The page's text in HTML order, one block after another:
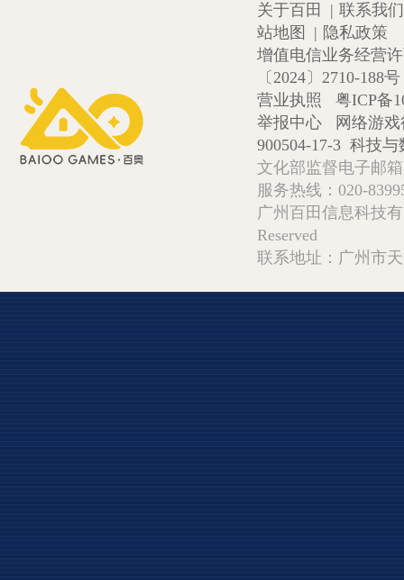
关于百田 | 联系我们
站地图
| 隐私政策
增值电信业务经营
〔2024〕2710-188号
营业执照
粤ICP备
举报中心
网络游
900504-17-3 科技与
文化部监督电子邮
服务热线：020-
广州百田信息科技
Reserved
联系地址：广州市